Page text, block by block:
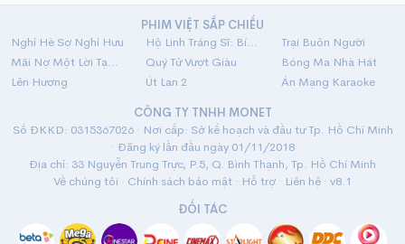
PHIM VIỆT SẮP CHIẾU
Nghỉ Hè Sợ Nghỉ Hưu
Hộ Linh Tráng Sĩ: Bí Ẩn Mộ Vua Đinh
Trại Buôn Người
Mãi Nợ Một Lời Tạm Biệt
Quý Tử Vượt Giàu
Bóng Ma Nhà Hát
Lên Hương
Út Lan 2
Án Mạng Karaoke
CÔNG TY TNHH MONET
Số ĐKKD: 0315367026 · Nơi cấp: Sở kế hoạch và đầu tư Tp. Hồ Chí Minh
· Đăng ký lần đầu ngày 01/11/2018
Địa chỉ: 33 Nguyễn Trung Trực, P.5, Q. Bình Thạnh, Tp. Hồ Chí Minh
Về chúng tôi · Chính sách bảo mật · Hỗ trợ · Liên hệ · v8.1
ĐỐI TÁC